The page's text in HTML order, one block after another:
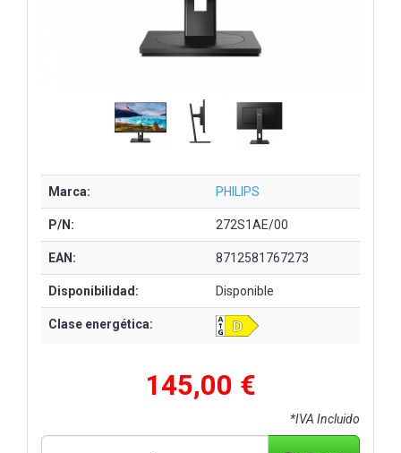
Marca: PHILIPS
P/N: 272S1AE/00
EAN: 8712581767273
Disponibilidad: Disponible
Clase energética:
145,00 €
*IVA Incluido